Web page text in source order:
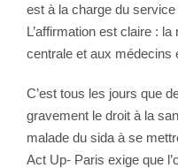
est à la charge du
L’affirmation est claire :
centrale et aux médecins
C’est tous les jours que
gravement le droit à la
malade du sida à se
Act Up- Paris exige que